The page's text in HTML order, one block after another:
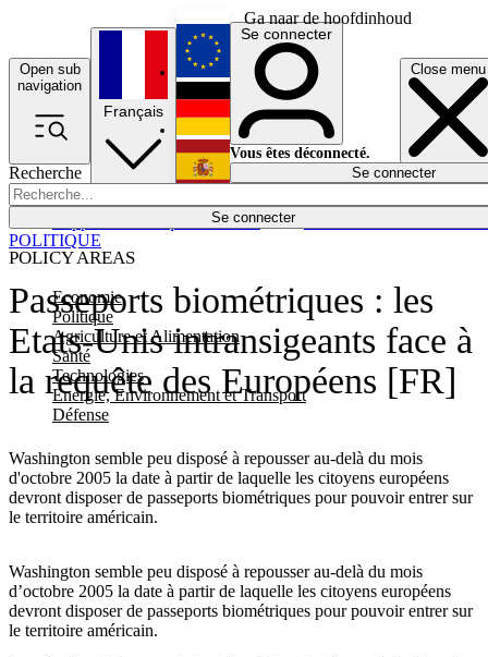
Ga naar de hoofdinhoud
Open sub
navigation
Close menu
Recherche
Se connecter
POLICY AREAS
Economie
Politique
Agriculture et Alimentation
Santé
Technologies
Energie, Environnement et Transport
Défense
Économie
Français
English
Deutsch
Español
Se connecter
Vous êtes déconnecté.
Se connecter
Passeports biométriques : les
Etats-Unis intransigeants face à
la requête des Européens [FR]
Washington semble peu disposé à repousser au-delà du mois
d'octobre 2005 la date à partir de laquelle les citoyens européens
devront disposer de passeports biométriques pour pouvoir entrer sur
le territoire américain.
POLITIQUE
Washington semble peu disposé à repousser au-delà du mois
d’octobre 2005 la date à partir de laquelle les citoyens européens
devront disposer de passeports biométriques pour pouvoir entrer sur
le territoire américain.